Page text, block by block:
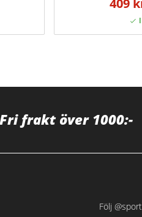
409
Fri frakt över 1000:-
Följ